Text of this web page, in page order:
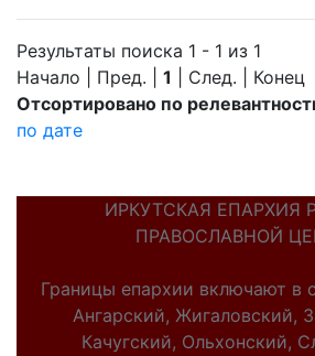
Результаты поиска 1 - 1 из 1
Начало | Пред. | 1 | След. | Конец
Отсортировано по
по дате
ИРКУТСКАЯ ЕПАРХИЯ
ПРАВОСЛАВНОЙ
Границы епархии включают в
Ангарский, Жигаловский,
Качугский, Ольхонский,